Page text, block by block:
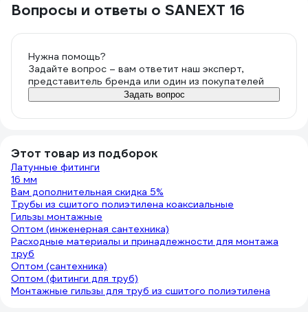
Вопросы и ответы о SANEXT 16
Нужна помощь?
Задайте вопрос – вам ответит наш эксперт,
представитель бренда или один из покупателей
Задать вопрос
Этот товар из подборок
Латунные фитинги
16 мм
Вам дополнительная скидка 5%
Трубы из сшитого полиэтилена коаксиальные
Гильзы монтажные
Оптом (инженерная сантехника)
Расходные материалы и принадлежности для монтажа
труб
Оптом (сантехника)
Оптом (фитинги для труб)
Монтажные гильзы для труб из сшитого полиэтилена